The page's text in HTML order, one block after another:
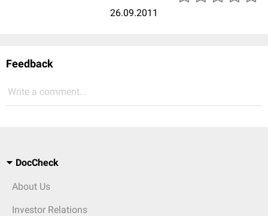
26.09.2011
Feedback
Write a comment...
DocCheck
About Us
Investor Relations